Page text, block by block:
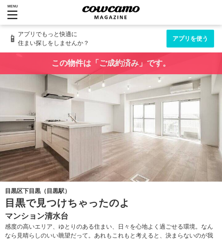
MENU
📱 アプリでもっと快適に
住まい探しをしませんか？
アプリを使う
この物件は「ご成約済み」です。
目黒区下目黒（目黒駅）
目黒で見つけちゃったのよ
マンション清水台
感度の高いエリア、ゆとりのある住まい、日々を心地よく過ごせる環境。なん
なら見晴らしのいい眺望だって。あれもこれもと考えると、決まらないのが我